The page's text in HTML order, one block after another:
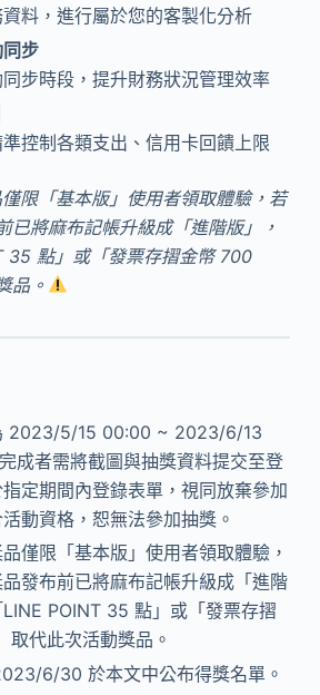
料，進行屬於您的客製化分析
步
步時段，提升財務狀況管理效率
控制各類支出、信用卡回饋上限
僅限「基本版」使用者領取體驗，若
已將麻布記帳升級成「進階版」，
35 點」或「發票存摺金幣 700
品。
2023/5/15 00:00 ~ 2023/6/13
成者需將截圖與抽獎資料提交至登
定期間內登錄表單，視同放棄參加
動資格，恕無法參加抽獎。
品僅限「基本版」使用者領取體驗，
發布前已將麻布記帳升級成「進階
POINT 35 點」或「發票存摺
取代此次活動獎品。
6/30 於本文中公布得獎名單。